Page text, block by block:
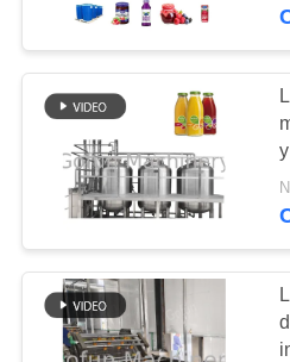
VIAJE
DE
FÁBRICA
DE
CALIDAD
Línea de
mango